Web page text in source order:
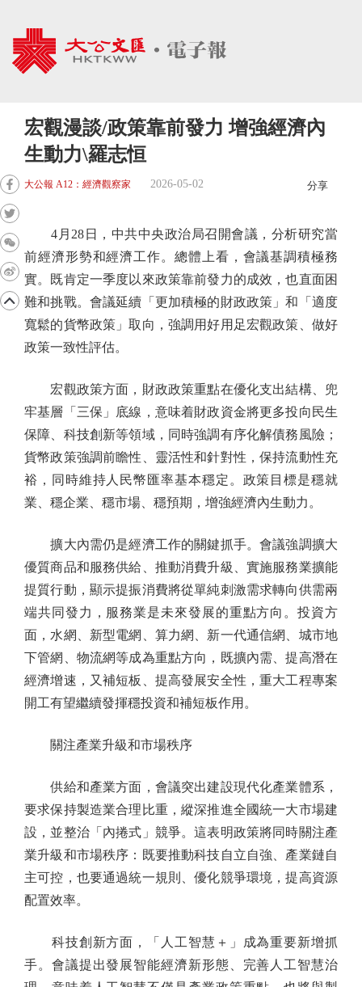
宏觀漫談/政策靠前發力 增強經濟內
生動力\羅志恒
大公報 A12：經濟觀察家 2026-05-02 分享
4月28日，中共中央政治局召開會議，分析研究當
前經濟形勢和經濟工作。總體上看，會議基調積極務
實。既肯定一季度以來政策靠前發力的成效，也直面困
難和挑戰。會議延續「更加積極的財政政策」和「適度
寬鬆的貨幣政策」取向，強調用好用足宏觀政策、做好
政策一致性評估。
宏觀政策方面，財政政策重點在優化支出結構、兜
牢基層「三保」底線，意味着財政資金將更多投向民生
保障、科技創新等領域，同時強調有序化解債務風險；
貨幣政策強調前瞻性、靈活性和針對性，保持流動性充
裕，同時維持人民幣匯率基本穩定。政策目標是穩就
業、穩企業、穩市場、穩預期，增強經濟內生動力。
擴大內需仍是經濟工作的關鍵抓手。會議強調擴大
優質商品和服務供給、推動消費升級、實施服務業擴能
提質行動，顯示提振消費將從單純刺激需求轉向供需兩
端共同發力，服務業是未來發展的重點方向。投資方
面，水網、新型電網、算力網、新一代通信網、城市地
下管網、物流網等成為重點方向，既擴內需、提高潛在
經濟增速，又補短板、提高發展安全性，重大工程專案
開工有望繼續發揮穩投資和補短板作用。
關注產業升級和市場秩序
供給和產業方面，會議突出建設現代化產業體系，
要求保持製造業合理比重，縱深推進全國統一大市場建
設，並整治「內捲式」競爭。這表明政策將同時關注產
業升級和市場秩序：既要推動科技自立自強、產業鏈自
主可控，也要通過統一規則、優化競爭環境，提高資源
配置效率。
科技創新方面，「人工智慧＋」成為重要新增抓
手。會議提出發展智能經濟新形態、完善人工智慧治